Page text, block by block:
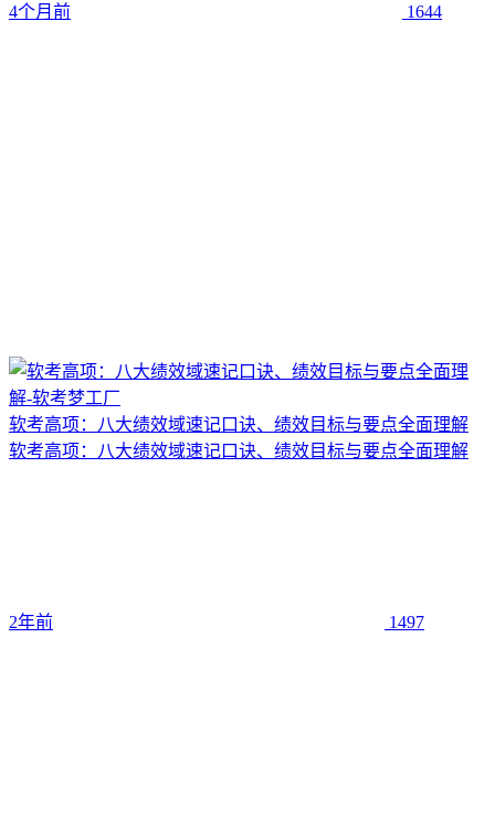
4个月前 1644
软考高项：八大绩效域速记口诀、绩效目标与要点全面理解
软考高项：八大绩效域速记口诀、绩效目标与要点全面理解
2年前 1497